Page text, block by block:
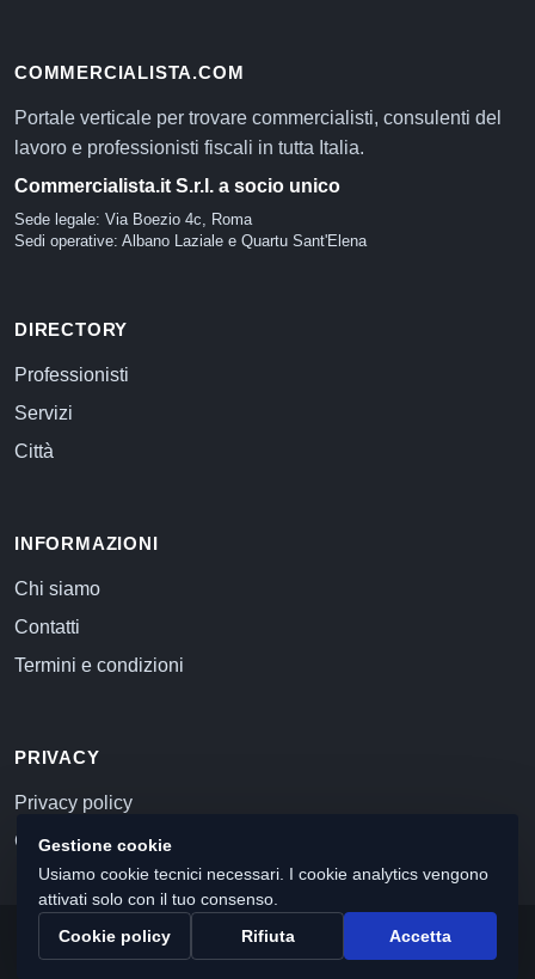
COMMERCIALISTA.COM
Portale verticale per trovare commercialisti, consulenti del
lavoro e professionisti fiscali in tutta Italia.
Commercialista.it S.r.l. a socio unico
Sede legale: Via Boezio 4c, Roma
Sedi operative: Albano Laziale e Quartu Sant'Elena
DIRECTORY
Professionisti
Servizi
Città
INFORMAZIONI
Chi siamo
Contatti
Termini e condizioni
PRIVACY
Privacy policy
Cookie policy
© 2026 Commercialista.com
C.F. e P.IVA 12059071006
Gestione cookie
Usiamo cookie tecnici necessari. I cookie analytics vengono
attivati solo con il tuo consenso.
Cookie policy
Rifiuta Accetta